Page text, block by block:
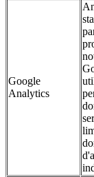
Google
Analytics